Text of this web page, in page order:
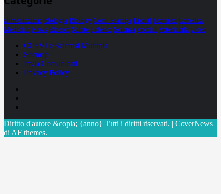
alimentazione biologia Biology Com. Stampa Epatiti featured Genetica
Medicina News Ricerca Salute Science Scienza vaccini Veterinaria video
CCSVI e Sclerosi Multipla
Sitemap
Invia Comunicati
Privacy Policy
Diritto d'autore &copia; {anno} Tutti i diritti riservati. | CoverNews
di AF themes.